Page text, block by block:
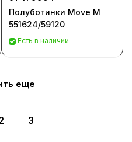
Полуботинки Move M
551624/59120
Есть в наличии
еще
3